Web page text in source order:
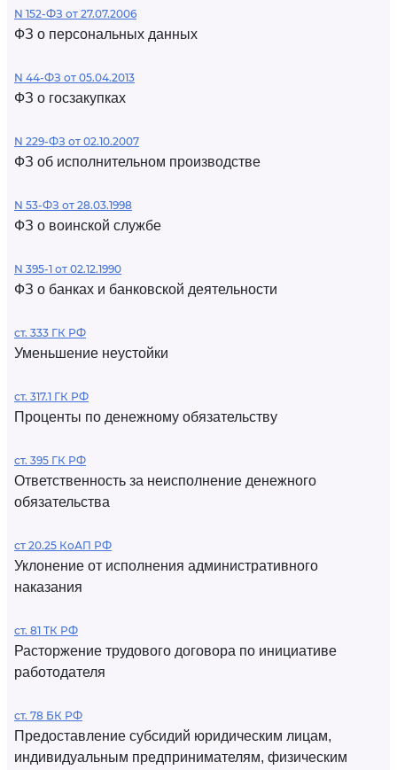
N 152-ФЗ от 27.07.2006
ФЗ о персональных данных
N 44-ФЗ от 05.04.2013
ФЗ о госзакупках
N 229-ФЗ от 02.10.2007
ФЗ об исполнительном производстве
N 53-ФЗ от 28.03.1998
ФЗ о воинской службе
N 395-1 от 02.12.1990
ФЗ о банках и банковской деятельности
ст. 333 ГК РФ
Уменьшение неустойки
ст. 317.1 ГК РФ
Проценты по денежному обязательству
ст. 395 ГК РФ
Ответственность за неисполнение денежного
обязательства
ст 20.25 КоАП РФ
Уклонение от исполнения административного
наказания
ст. 81 ТК РФ
Расторжение трудового договора по инициативе
работодателя
ст. 78 БК РФ
Предоставление субсидий юридическим лицам,
индивидуальным предпринимателям, физическим